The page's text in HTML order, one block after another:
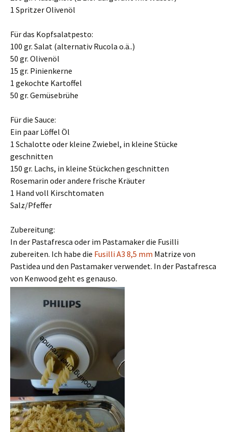
1 Spritzer Olivenöl
Für das Kopfsalatpesto:
100 gr. Salat (alternativ Rucola o.ä..)
50 gr. Olivenöl
15 gr. Pinienkerne
1 gekochte Kartoffel
50 gr. Gemüsebrühe
Für die Sauce:
Ein paar Löffel Öl
1 Schalotte oder kleine Zwiebel, in kleine Stücke
geschnitten
150 gr. Lachs, in kleine Stückchen geschnitten
Rosemarin oder andere frische Kräuter
1 Hand voll Kirschtomaten
Salz/Pfeffer
Zubereitung:
In der Pastafresca oder im Pastamaker die Fusilli
zubereiten. Ich habe die Fusilli A3 8,5 mm Matrize von
Pastidea und den Pastamaker verwendet. In der Pastafresca
von Kenwood geht es genauso.